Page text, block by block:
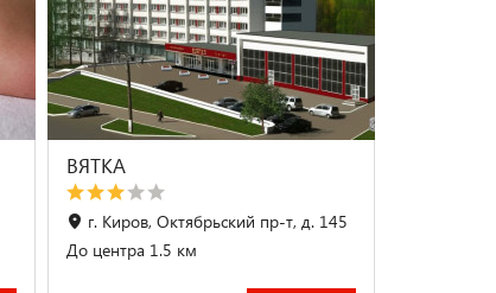
ВЯТКА
г. Киров, Октябрьский пр-т, д. 145
До центра 1.5 км